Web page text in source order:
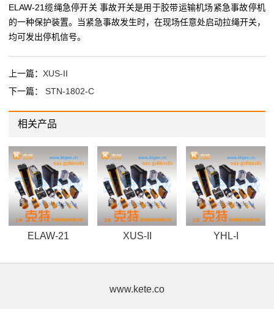
ELAW-21缆绳急停开关 事故开关是用于胶带运输机场紧急事故停机
的一种保护装置。当紧急事故发生时，在现场任意处启动拉绳开关，
均可发出停机信号。
上一篇： XUS-II
下一篇： STN-1802-C
相关产品
ELAW-21 XUS-II YHL-I
www.kete.co